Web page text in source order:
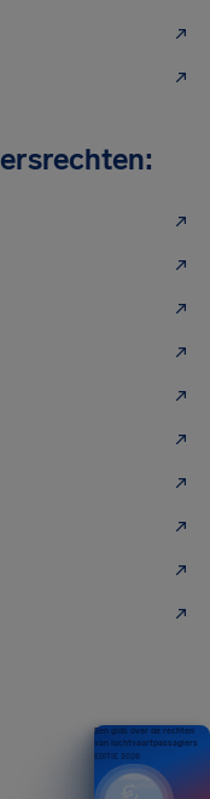
Een gids over de rechten
van luchtvaartpassagiers
EDITIE 2026